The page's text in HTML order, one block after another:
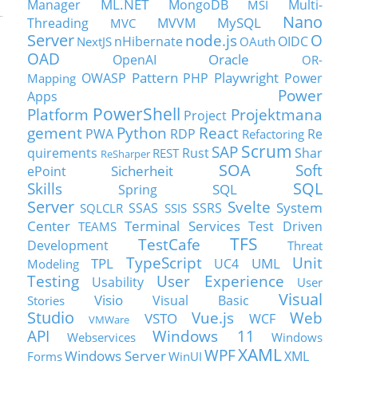
Manager
ML.NET MongoDB MSI
Multi-
Threading
MVC MVVM MySQL
Nano
Server NextJS nHibernatenode.js OAuth OIDCO
OAD
OpenAI Oracle
OR-
Mapping OWASP Pattern PHP Playwright Power
Apps
Power
Platform PowerShell Project Projektmana
gement PWA Python RDP React Refactoring Re
quirements ReSharper REST Rust SAP Scrum Shar
ePoint
Sicherheit SOA
Soft
Skills
Spring SQL
SQL
Server SQLCLR SSAS SSIS SSRS Svelte System
Center TEAMS Terminal Services Test Driven
Development
TestCafe TFS
Threat
Modeling
TPL TypeScript UC4 UML
Unit
Testing
Usability User Experience
User
Stories
Visio Visual Basic
Visual
Studio
VMWare VSTO Vue.js WCF
Web
API
Webservices Windows 11
Windows
FormsWindows ServerWinUI WPFXAMLXML